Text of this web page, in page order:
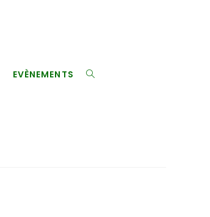
EVÈNEMENTS TOGGLE